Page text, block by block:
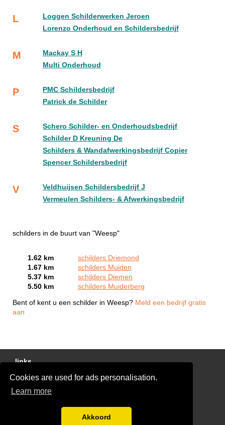
Cookies are used for ads personalisation.
Learn more
Akkoord
L
Loggen Schilderwerken Jeroen
Lorenzo Onderhoud en Schildersbedrijf
M
Mackay S H
Multi Onderhoud
P
PMC Schildersbedrijf
Patrick de Schilder
S
Schero Schilder- en Onderhoudsbedrijf
Schilder D Kreuning De
Schilders & Wandafwerkingsbedrijf Copier
Spencer Schildersbedrijf
V
Veldhuijsen Schildersbedrijf J
Vermeulen Schilders- & Afwerkingsbedrijf
schilders in de buurt van "Weesp"
1.62 km
schilders Driemond
1.67 km
schilders Muiden
5.37 km
schilders Diemen
5.50 km
schilders Muiderberg
Bent of kent u een schilder in Weesp? Meld een bedrijf gratis
aan
links
Gratis Schilder Offertes Vergelijken
glaszetter-nu.nl